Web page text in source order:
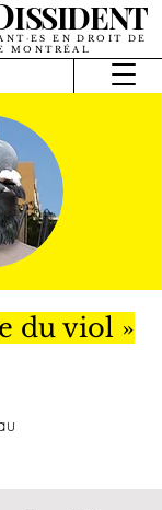
ISSIDENT
EN DROIT DE
MONTRÉAL
du viol »